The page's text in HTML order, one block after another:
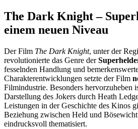
The Dark Knight –
einem neuen Niveau
Der Film The Dark Knight, unter der
revolutionierte das Genre der
fesselnden Handlung und
Charakterentwicklungen setzte der Film
Filmindustrie. Besonders hervorzuheben
Darstellung des Jokers durch Heath
Leistungen in der Geschichte des Kinos
Beziehung zwischen Held und
eindrucksvoll thematisiert.